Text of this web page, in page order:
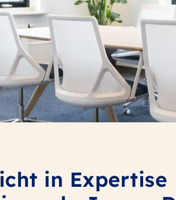
in Expertise